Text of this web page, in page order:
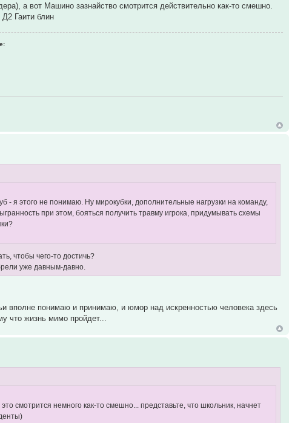
а вот Машино зазнайство смотрится действительно как-то смешно.
Гаити блин
я этого не понимаю. Ну мирокубки, дополнительные нагрузки на команду,
при этом, бояться получить травму игрока, придумывать схемы
чтобы чего-то достичь?
уже давным-давно.
вполне понимаю и принимаю, и юмор над искренностью человека здесь
что жизнь мимо пройдет...
смотрится немного как-то смешно... представьте, что школьник, начнет